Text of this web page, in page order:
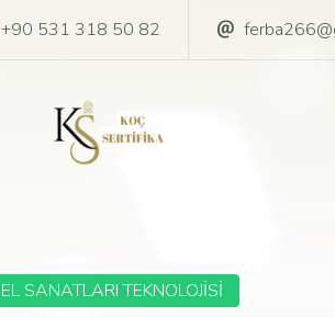
+90 531 318 50 82
EL SANATLARI TEKNOLOJİSİ